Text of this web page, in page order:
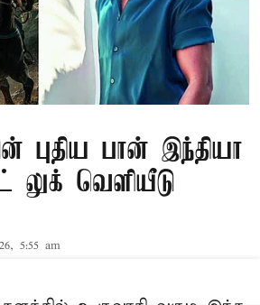
புதிய பான் இந்தியா
லுக் வெளியீடு
5:55 am